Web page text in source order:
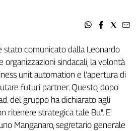
stato comunicato dalla Leonardo
organizzazioni sindacali, la volontà
unit automation e l’apertura di
futuri partner. Questo, dopo
del gruppo ha dichiarato agli
ritenere strategica tale Bu". E'
Manganaro, segretario generale